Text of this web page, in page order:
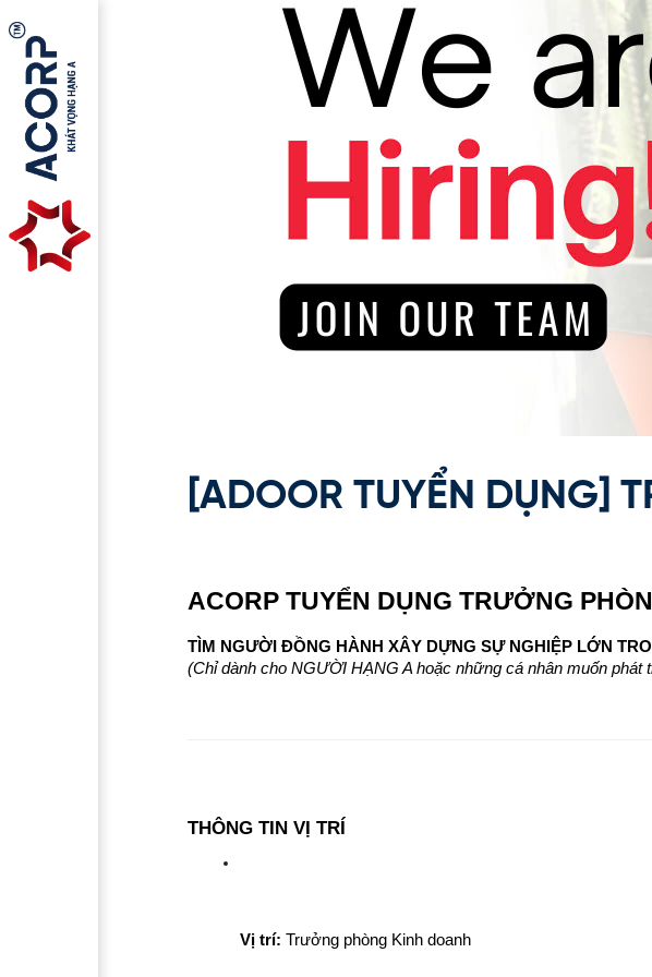
[ADOOR TUYỂN DỤNG]
ACORP TUYỂN DỤNG TRƯỞNG
TÌM NGƯỜI ĐỒNG HÀNH XÂY DỰNG SỰ NGHIỆP LỚN
(Chỉ dành cho NGƯỜI HẠNG A hoặc những cá nhân muốn phát
THÔNG TIN VỊ TRÍ
Vị trí: Trưởng phòng Kinh doanh